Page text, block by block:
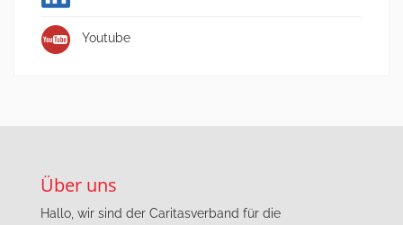
Youtube
Über uns
Hallo, wir sind der Caritasverband für die